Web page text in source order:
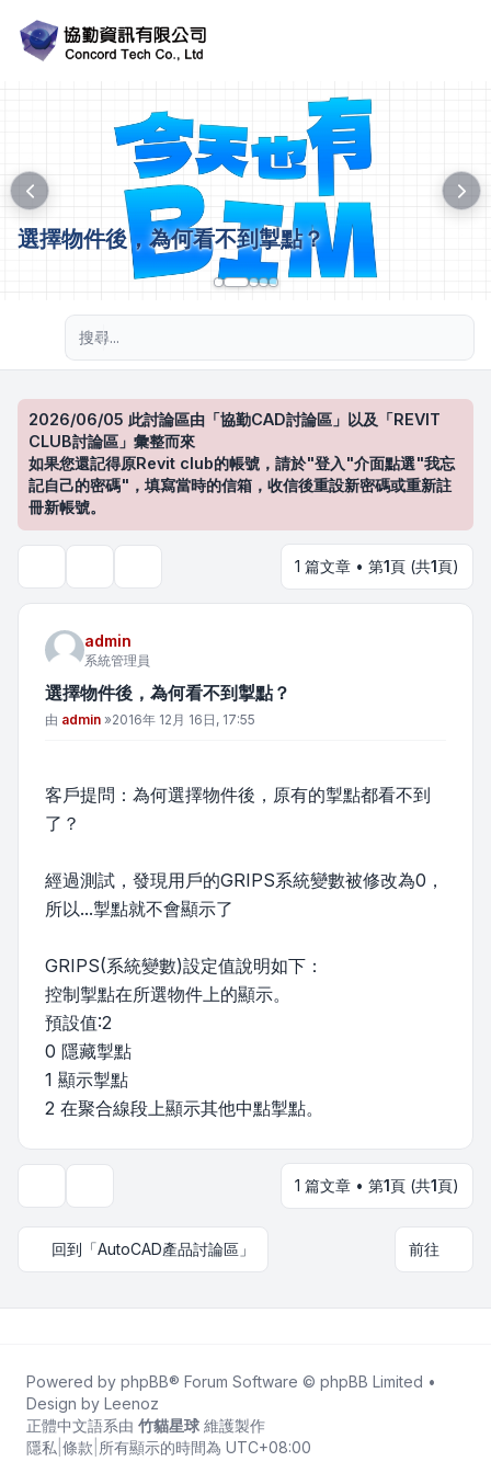
選擇物件後，為何看不到掣點？
2026/06/05 此討論區由「協勤CAD討論區」以及「REVIT
CLUB討論區」彙整而來
如果您還記得原Revit club的帳號，請於"登入"介面點選"我忘
記自己的密碼"，填寫當時的信箱，收信後重設新密碼或重新註
冊新帳號。
1 篇文章 • 第1頁 (共1頁)
admin
系統管理員
選擇物件後，為何看不到掣點？
文章
由 admin »2016年 12月 16日, 17:55
客戶提問：為何選擇物件後，原有的掣點都看不到
了？
經過測試，發現用戶的GRIPS系統變數被修改為0，
所以...掣點就不會顯示了
GRIPS(系統變數)設定值說明如下：
控制掣點在所選物件上的顯示。
預設值:2
0 隱藏掣點
1 顯示掣點
2 在聚合線段上顯示其他中點掣點。
1 篇文章 • 第1頁 (共1頁)
回到「AutoCAD產品討論區」 前往
Powered by phpBB® Forum Software © phpBB Limited •
Design by Leenoz
正體中文語系由 竹貓星球 維護製作
隱私 條款 所有顯示的時間為 UTC+08:00